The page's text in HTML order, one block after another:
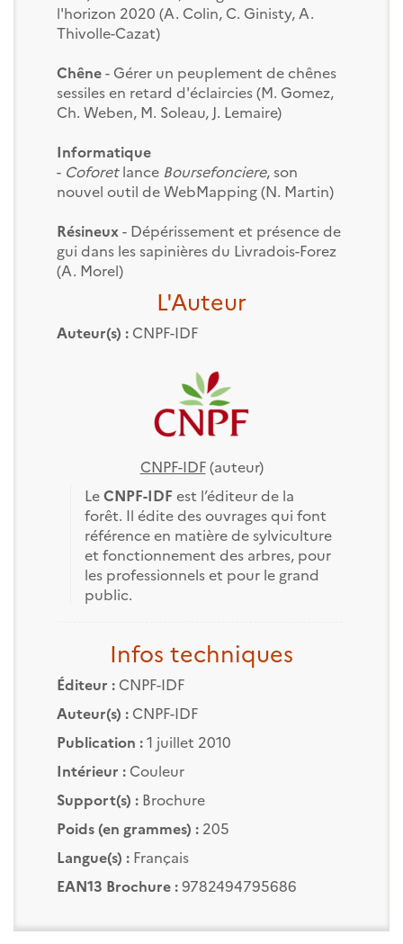
l'horizon 2020 (A. Colin, C. Ginisty, A.
Thivolle-Cazat)
Chêne- Gérer un peuplement de chênes
sessiles en retard d'éclaircies (M. Gomez,
Ch. Weben, M. Soleau, J. Lemaire)
Informatique
- Coforetlance Boursefonciere, son
nouvel outil de WebMapping (N. Martin)
Résineux- Dépérissement et présence de
gui dans les sapinières du Livradois-Forez
(A. Morel)
L'Auteur
Auteur(s) : CNPF-IDF
CNPF-IDF(auteur)
LeCNPF-IDFest l’éditeur de la
forêt. Il édite des ouvrages qui font
référence en matière de sylviculture
et fonctionnement des arbres, pour
les professionnels et pour le grand
public.
Infos techniques
Éditeur : CNPF-IDF
Auteur(s) : CNPF-IDF
Publication :1 juillet 2010
Intérieur :Couleur
Support(s) :Brochure
Poids (en grammes) :205
Langue(s) :Français
EAN13 Brochure :9782494795686